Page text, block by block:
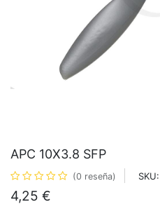
APC 10X3.8 SFP
(0 reseña) SKU:
4,25 €